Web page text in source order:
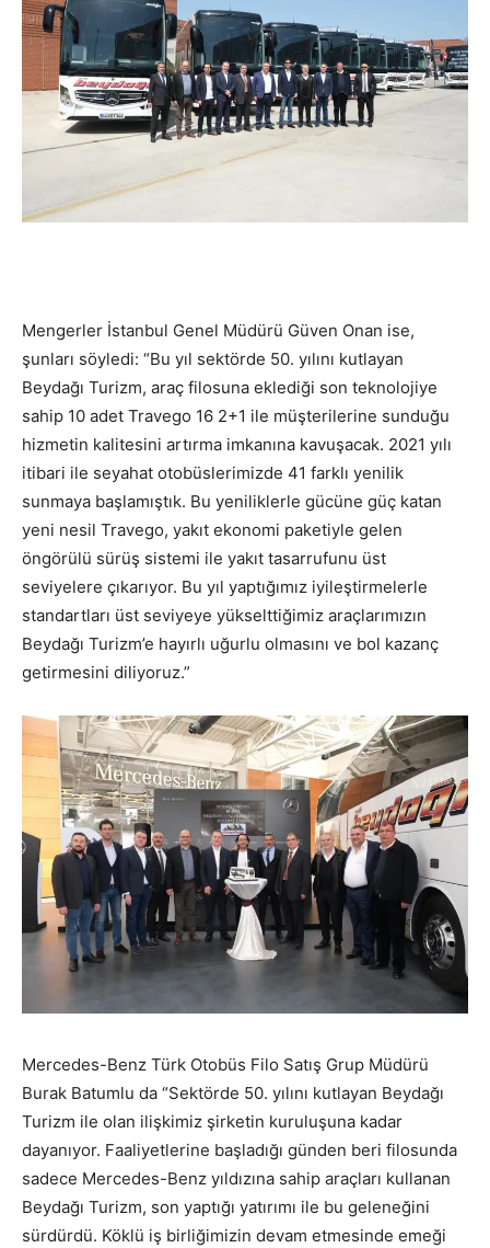
Mengerler İstanbul Genel Müdürü Güven Onan ise,
şunları söyledi: “Bu yıl sektörde 50. yılını kutlayan
Beydağı Turizm, araç filosuna eklediği son teknolojiye
sahip 10 adet Travego 16 2+1 ile müşterilerine sunduğu
hizmetin kalitesini artırma imkanına kavuşacak. 2021 yılı
itibari ile seyahat otobüslerimizde 41 farklı yenilik
sunmaya başlamıştık. Bu yeniliklerle gücüne güç katan
yeni nesil Travego, yakıt ekonomi paketiyle gelen
öngörülü sürüş sistemi ile yakıt tasarrufunu üst
seviyelere çıkarıyor. Bu yıl yaptığımız iyileştirmelerle
standartları üst seviyeye yükselttiğimiz araçlarımızın
Beydağı Turizm’e hayırlı uğurlu olmasını ve bol kazanç
getirmesini diliyoruz.”
Mercedes-Benz Türk Otobüs Filo Satış Grup Müdürü
Burak Batumlu da “Sektörde 50. yılını kutlayan Beydağı
Turizm ile olan ilişkimiz şirketin kuruluşuna kadar
dayanıyor. Faaliyetlerine başladığı günden beri filosunda
sadece Mercedes-Benz yıldızına sahip araçları kullanan
Beydağı Turizm, son yaptığı yatırımı ile bu geleneğini
sürdürdü. Köklü iş birliğimizin devam etmesinde emeği